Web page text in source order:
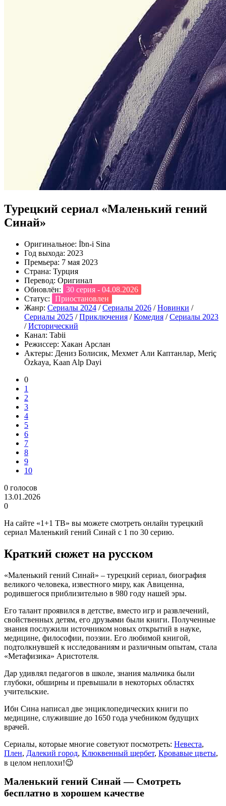
Турецкий сериал «Маленький гений
Синай»
Оригинальное: İbn-i Sina
Год выхода: 2023
Премьера: 7 мая 2023
Страна: Турция
Перевод: Оригинал
Обновлён:
30 серия - 04.08.2026
Статус:
Приостановлен
Жанр: Сериалы 2024 /Сериалы 2026 /Новинки /
Сериалы 2025 /Приключения /Комедия /Сериалы 2023
/Исторический
Канал: Tabii
Режиссер: Хакан Арслан
Актеры: Дениз Болисик, Мехмет Али Каптанлар, Meriç
Özkaya, Kaan Alp Dayi
0
1
2
3
4
5
6
7
8
9
10
0 голосов
13.01.2026
0
На сайте «1+1 ТВ» вы можете смотреть онлайн турецкий
сериал Маленький гений Синай с 1 по 30 серию.
Краткий сюжет на русском
«Маленький гений Синай» – турецкий сериал, биография
великого человека, известного миру, как Авиценна,
родившегося приблизительно в 980 году нашей эры.
Его талант проявился в детстве, вместо игр и развлечений,
свойственных детям, его друзьями были книги. Полученные
знания послужили источником новых открытий в науке,
медицине, философии, поэзии. Его любимой книгой,
подтолкнувшей к исследованиям и различным опытам, стала
«Метафизика» Аристотеля.
Дар удивлял педагогов в школе, знания мальчика были
глубоки, обширны и превышали в некоторых областях
учительские.
Ибн Сина написал две энциклопедических книги по
медицине, служившие до 1650 года учебником будущих
врачей.
Сериалы, которые многие советуют посмотреть: Невеста,
Плен, Далекий город, Клюквенный щербет, Кровавые цветы,
в целом неплохи!😉
Маленький гений Синай — Смотреть
бесплатно в хорошем качестве